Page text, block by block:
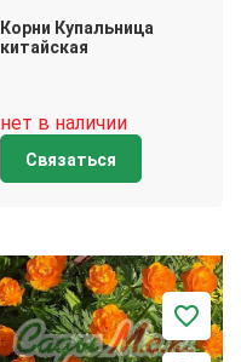
Корни Купальница
китайская
нет в наличии
Связаться